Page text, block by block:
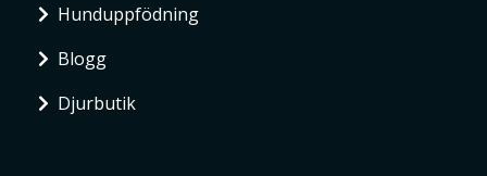
Hunduppfödning
Blogg
Djurbutik